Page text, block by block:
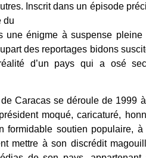
Inscrit dans un épisode
du
une énigme à suspense
des reportages bidons
d’un pays qui a osé
Caracas se déroule de 1999
moqué, caricaturé,
formidable soutien populaire,
mettre à son discrédit